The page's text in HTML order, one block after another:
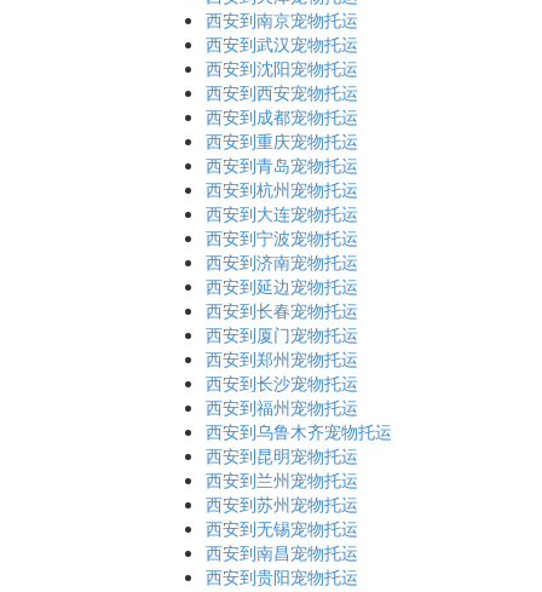
西安到南京宠物托运
西安到武汉宠物托运
西安到沈阳宠物托运
西安到西安宠物托运
西安到成都宠物托运
西安到重庆宠物托运
西安到青岛宠物托运
西安到杭州宠物托运
西安到大连宠物托运
西安到宁波宠物托运
西安到济南宠物托运
西安到延边宠物托运
西安到长春宠物托运
西安到厦门宠物托运
西安到郑州宠物托运
西安到长沙宠物托运
西安到福州宠物托运
西安到乌鲁木齐宠物托运
西安到昆明宠物托运
西安到兰州宠物托运
西安到苏州宠物托运
西安到无锡宠物托运
西安到南昌宠物托运
西安到贵阳宠物托运